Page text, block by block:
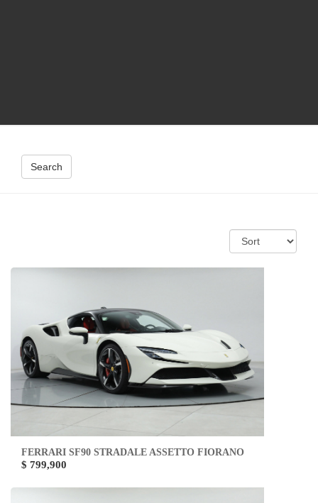
Search
FERRARI SF90 STRADALE ASSETTO FIORANO
$ 799,900